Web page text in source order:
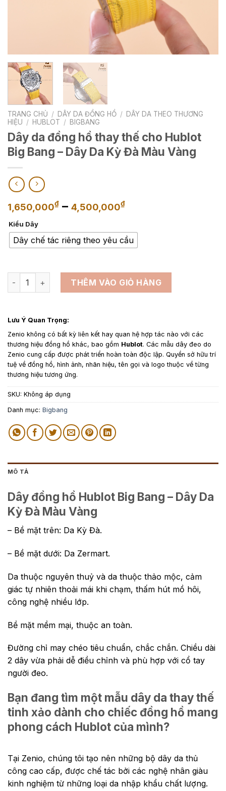
TRANG CHỦ / DÂY DA ĐỒNG HỒ / DÂY DA THEO THƯƠNG
HIỆU / HUBLOT / BIGBANG
Dây da đồng hồ thay thế cho Hublot
Big Bang – Dây Da Kỳ Đà Màu Vàng
1,650,000₫ – 4,500,000₫Khoảng
từ
1,650,000₫
Kiểu Dây
Dây chế tác riêng theo yêu cầu
Dây da đồng hồ thay thế cho Hublot Big Bang - Dây Da Kỳ
THÊM VÀO GIỎ HÀNG
Lưu Ý Quan Trọng:
Zenio không có bất kỳ liên kết hay quan hệ hợp tác nào với các
thương hiệu đồng hồ khác, bao gồm Hublot. Các mẫu dây đeo do
Zenio cung cấp được phát triển hoàn toàn độc lập. Quyền sở hữu trí
tuệ về đồng hồ, hình ảnh, nhãn hiệu, tên gọi và logo thuộc về từng
thương hiệu tương ứng.
SKU: Không áp dụng
Danh mục: Bigbang
MÔ TẢ
Dây đồng hồ Hublot Big Bang – Dây Da
Kỳ Đà Màu Vàng
– Bề mặt trên: Da Kỳ Đà.
– Bề mặt dưới: Da Zermart.
Da thuộc nguyên thuỷ và da thuộc thảo mộc, cảm
giác tự nhiên thoải mái khi chạm, thấm hút mồ hôi,
công nghệ nhiều lớp.
Bề mặt mềm mại, thuộc an toàn.
Đường chỉ may chéo tiêu chuẩn, chắc chắn. Chiều dài
2 dây vừa phải dễ điều chỉnh và phù hợp với cổ tay
người đeo.
Bạn đang tìm một mẫu dây da thay thế
tinh xảo dành cho chiếc đồng hồ mang
phong cách Hublot của mình?
Tại Zenio, chúng tôi tạo nên những bộ dây da thủ
công cao cấp, được chế tác bởi các nghệ nhân giàu
kinh nghiệm từ những loại da nhập khẩu chất lượng.